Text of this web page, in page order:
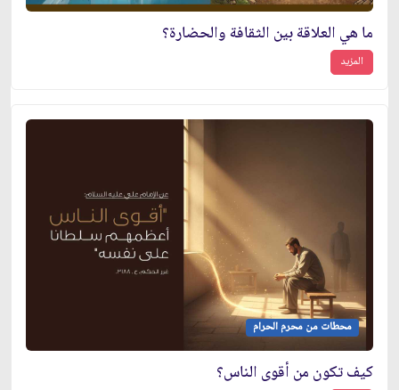
ما هي العلاقة بين الثقافة والحضارة؟
المزيد
محطات من محرم الحرام
كيف تكون من أقوى الناس؟